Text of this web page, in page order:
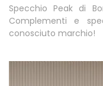
Specchio Peak di
Complementi e
conosciuto marchio!